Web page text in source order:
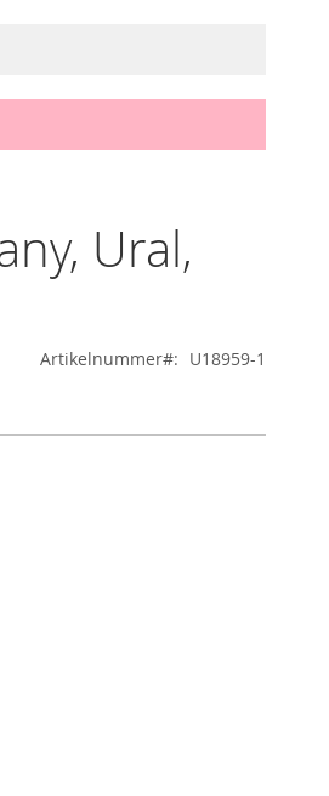
Ural,
Artikelnummer U18959-1